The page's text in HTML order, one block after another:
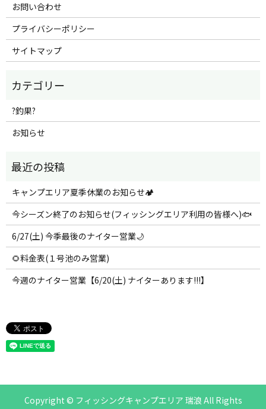
お問い合わせ
プライバシーポリシー
サイトマップ
?釣果?
お知らせ
キャンプエリア夏季休業のお知らせ🏕️
今シーズン終了のお知らせ(フィッシングエリア利用の皆様へ)🐟
6/27(土) 今季最後のナイター営業🌙
🌻料金表(１号池のみ営業)
今週のナイター営業【6/20(土) ナイターあります!!!】
Copyright © フィッシングキャンプエリア 瑞浪 All Rights